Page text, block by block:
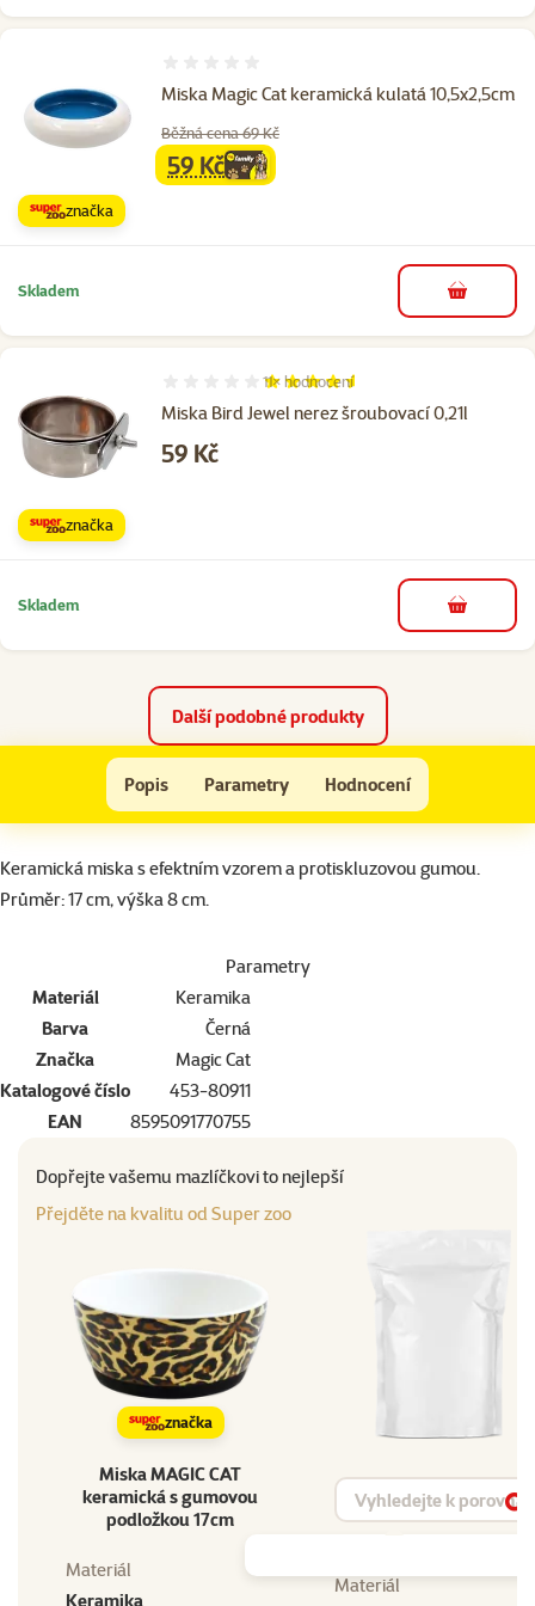
Miska Magic Cat keramická kulatá 10,5x2,5cm
Běžná cena 69 Kč
familycena
59 Kč
značka
Skladem do košíku
Miska Bird Jewel nerez šroubovací 0,21l
Hodnocení 91%, počet hodnocení: 11
11× hodnocení
Cena
59 Kč
značka
Skladem do košíku
Další podobné produkty
Miska MAGIC CAT keramická s gumovou podložkou 17cm
Popis Parametry Hodnocení
Na začátek stránky
superzoo.product.detail.content
Keramická miska s efektním vzorem a protiskluzovou gumou.
Průměr: 17 cm, výška 8 cm.
Parametry
Materiál
Keramika
Barva
Černá
Značka
Magic Cat
Katalogové číslo
453-80911
EAN
8595091770755
Dopřejte vašemu mazlíčkovi to nejlepší
Přejděte na kvalitu od Super zoo
značka
Miska MAGIC CAT
keramická s gumovou
podložkou 17cm
Vyhledat produkt
Materiál
Keramika
Materiál